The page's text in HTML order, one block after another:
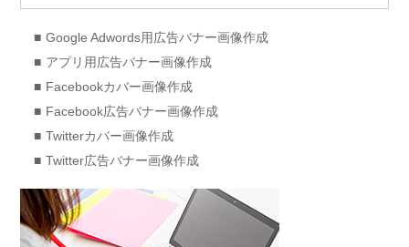
Google Adwords用広告バナー画像作成
アプリ用広告バナー画像作成
Facebookカバー画像作成
Facebook広告バナー画像作成
Twitterカバー画像作成
Twitter広告バナー画像作成